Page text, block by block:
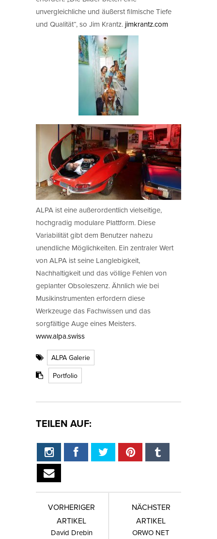
unvergleichliche und äußerst filmische Tiefe
und Qualität“, so Jim Krantz. jimkrantz.com
ALPA ist eine außerordentlich vielseitige,
hochgradig modulare Plattform. Diese
Variabilität gibt dem Benutzer nahezu
unendliche Möglichkeiten. Ein zentraler Wert
von ALPA ist seine Langlebigkeit,
Nachhaltigkeit und das völlige Fehlen von
geplanter Obsoleszenz. Ähnlich wie bei
Musikinstrumenten erfordern diese
Werkzeuge das Fachwissen und das
sorgfältige Auge eines Meisters.
www.alpa.swiss
ALPA Galerie
Portfolio
TEILEN AUF:
VORHERIGER
ARTIKEL
David Drebin
NÄCHSTER
ARTIKEL
ORWO NET